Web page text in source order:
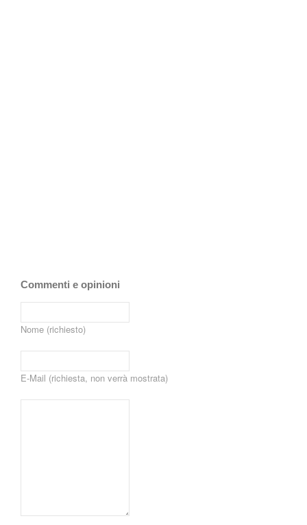
Commenti e opinioni
Nome (richiesto)
E-Mail (richiesta, non verrà mostrata)